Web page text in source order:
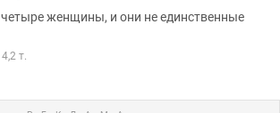
четыре женщины, и они не единственные
4,2 т.